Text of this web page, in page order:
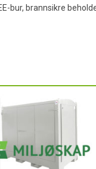
bur, brannsikre